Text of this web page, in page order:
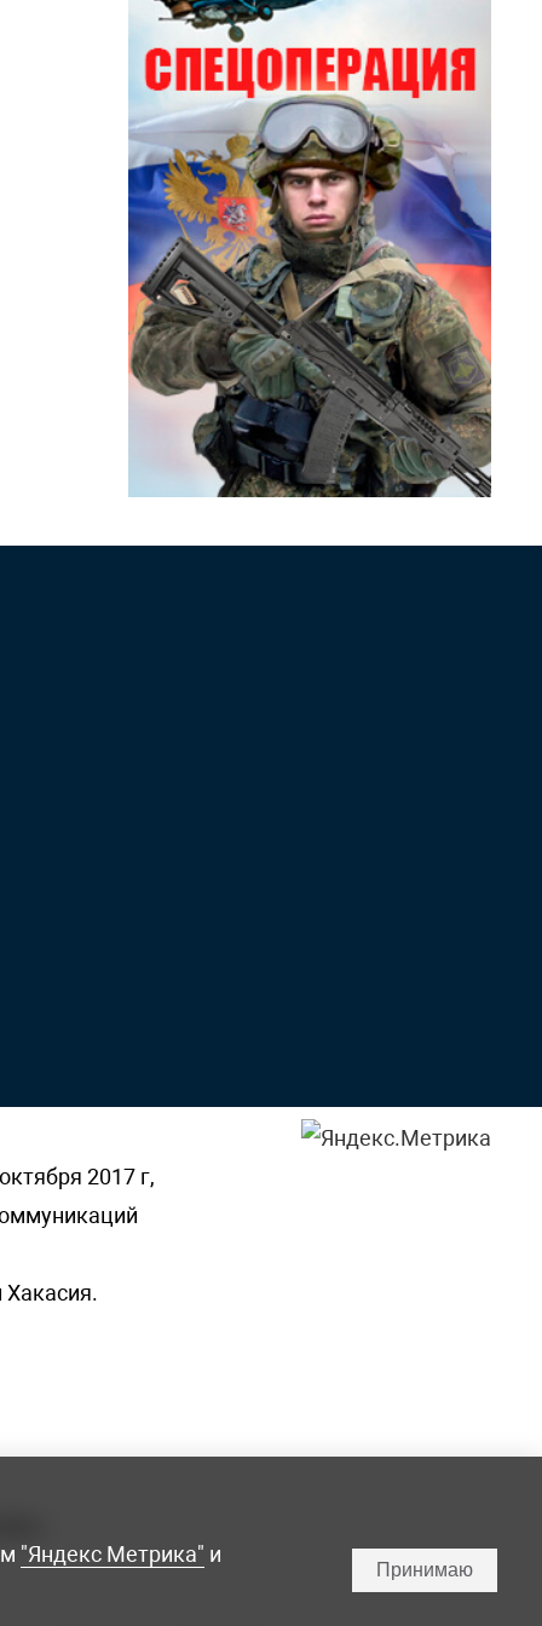
2017 г,
Хакасия.
"Яндекс Метрика" и
Принимаю